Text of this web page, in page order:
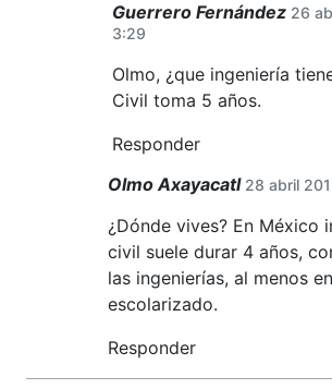
Guerrero Fernández 26
3:29
Olmo, ¿que ingeniería
Civil toma 5 años.
Responder
Olmo Axayacatl 28 abril
¿Dónde vives? En México
civil suele durar 4 años,
las ingenierías, al menos
escolarizado.
Responder